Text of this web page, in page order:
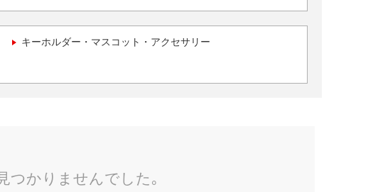
キーホルダー・マスコット・アクセサリー